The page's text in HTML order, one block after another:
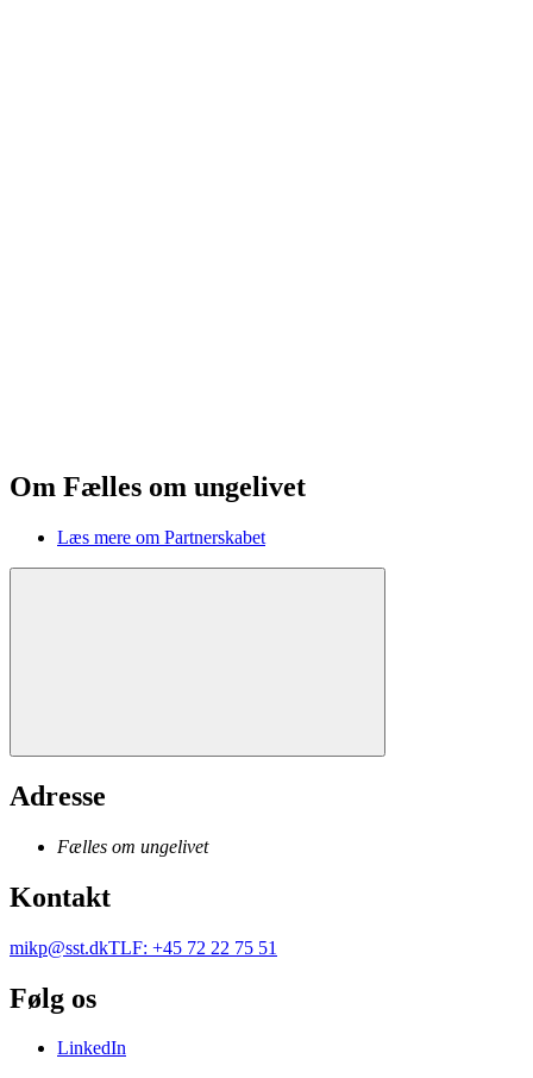
Om Fælles om ungelivet
Læs mere om Partnerskabet
Adresse
Fælles om ungelivet
Kontakt
mikp@sst.dkTLF: +45 72 22 75 51
Følg os
LinkedIn